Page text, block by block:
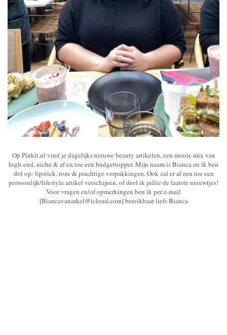
Op Pinkit.nl vind je dagelijks nieuwe beauty artikelen, een mooie mix van
high-end, niche & af en toe een budgettopper. Mijn naam is Bianca en ik ben
dol op: lipstick, roze & prachtige verpakkingen. Ook zal er af een toe een
persoonlijk/lifestyle artikel verschijnen, of deel ik jullie de laatste nieuwtjes!
Voor vragen en/of opmerkingen ben ik per e-mail
[Biancavanarkel@icloud.com] bereikbaar liefs Bianca